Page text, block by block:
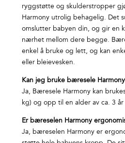
ryggstøtte og skulderstropper
Harmony utrolig behagelig. Det
omslutter babyen din, og gir en
nærhet mellom dere begge.
enkel å bruke og lett, og kan
eller bleievesken.
Kan jeg bruke bæresele
Ja, Bæresele Harmony kan
kg) og opp til en alder av ca. 3 år
Er bæreselen Harmony
Ja, bæreselen Harmony er